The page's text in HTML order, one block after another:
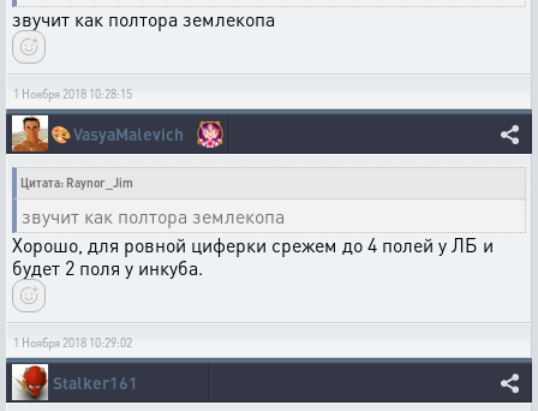
звучит как полтора землекопа
1 Ноября 2018 10:28:15
🎨VasyaMalevich
Цитата: Raynor_Jim
звучит как полтора землекопа
Хорошо, для ровной циферки срежем до 4 полей у ЛБ и
будет 2 поля у инкуба.
1 Ноября 2018 10:29:02
Stalker161